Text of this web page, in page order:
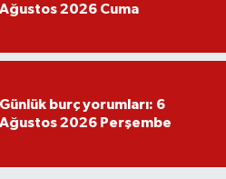
Ağustos 2026 Cuma
Günlük burç yorumları: 6
Ağustos 2026 Perşembe